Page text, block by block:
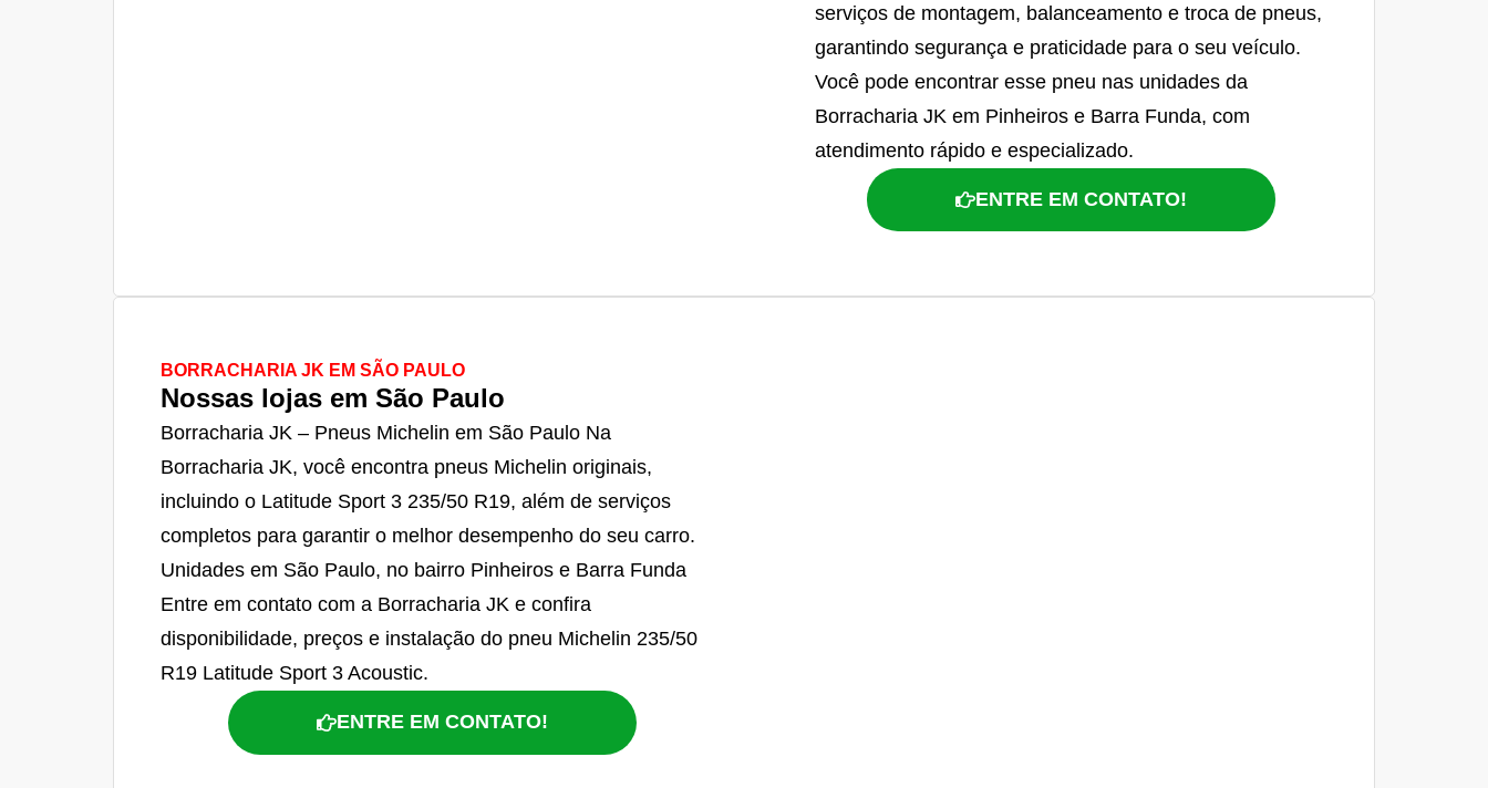
serviços de montagem, balanceamento e troca de pneus,
garantindo segurança e praticidade para o seu veículo.
Você pode encontrar esse pneu nas unidades da
Borracharia JK em Pinheiros e Barra Funda, com
atendimento rápido e especializado.
ENTRE EM CONTATO!
BORRACHARIA JK EM SÃO PAULO
Nossas lojas em São Paulo
Borracharia JK – Pneus Michelin em São Paulo Na
Borracharia JK, você encontra pneus Michelin originais,
incluindo o Latitude Sport 3 235/50 R19, além de serviços
completos para garantir o melhor desempenho do seu carro.
Unidades em São Paulo, no bairro Pinheiros e Barra Funda
Entre em contato com a Borracharia JK e confira
disponibilidade, preços e instalação do pneu Michelin 235/50
R19 Latitude Sport 3 Acoustic.
ENTRE EM CONTATO!